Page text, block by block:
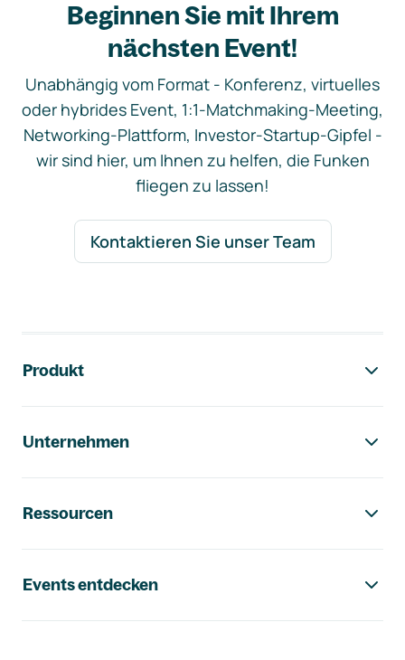
Beginnen Sie mit Ihrem
nächsten Event!
Unabhängig vom Format - Konferenz, virtuelles
oder hybrides Event, 1:1-Matchmaking-Meeting,
Networking-Plattform, Investor-Startup-Gipfel -
wir sind hier, um Ihnen zu helfen, die Funken
fliegen zu lassen!
Kontaktieren Sie unser Team
Produkt
Unternehmen
Ressourcen
Events entdecken